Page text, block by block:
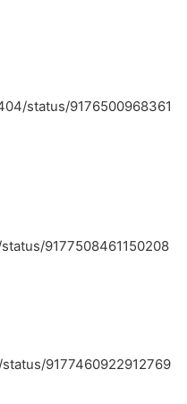
status/9176500968361
9177508461150208
9177460922912769